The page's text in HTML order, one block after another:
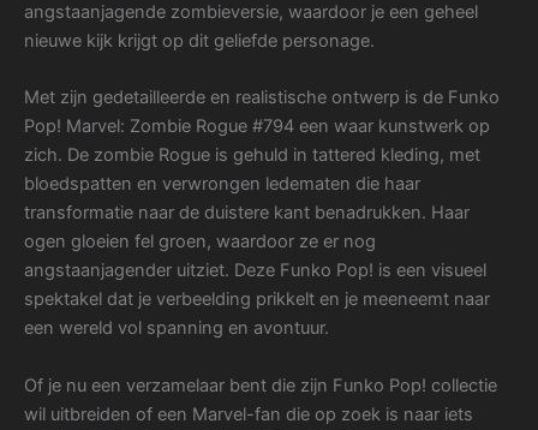
angstaanjagende zombieversie, waardoor je een geheel
nieuwe kijk krijgt op dit geliefde personage.
Met zijn gedetailleerde en realistische ontwerp is de Funko
Pop! Marvel: Zombie Rogue #794 een waar kunstwerk op
zich. De zombie Rogue is gehuld in tattered kleding, met
bloedspatten en verwrongen ledematen die haar
transformatie naar de duistere kant benadrukken. Haar
ogen gloeien fel groen, waardoor ze er nog
angstaanjagender uitziet. Deze Funko Pop! is een visueel
spektakel dat je verbeelding prikkelt en je meeneemt naar
een wereld vol spanning en avontuur.
Of je nu een verzamelaar bent die zijn Funko Pop! collectie
wil uitbreiden of een Marvel-fan die op zoek is naar iets